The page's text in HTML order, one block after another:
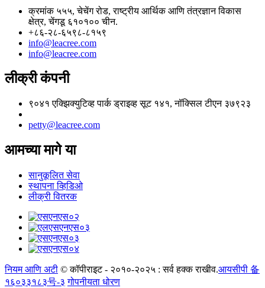
क्रमांक ५५५, चेचेंग रोड, राष्ट्रीय आर्थिक आणि तंत्रज्ञान विकास
क्षेत्र, चेंगडू ६१०१०० चीन.
+८६-२८-६५९८-८१५९
info@leacree.com
info@leacree.com
लीक्री कंपनी
९०४१ एक्झिक्युटिव्ह पार्क ड्राइव्ह सूट १४१, नॉक्सिल टीएन ३७९२३
petty@leacree.com
आमच्या मागे या
सानुकूलित सेवा
स्थापना व्हिडिओ
लीक्री वितरक
नियम आणि अटी © कॉपीराइट - २०१०-२०२५ : सर्व हक्क राखीव.आयसीपी 备
१६०३३१८३号-३ गोपनीयता धोरण